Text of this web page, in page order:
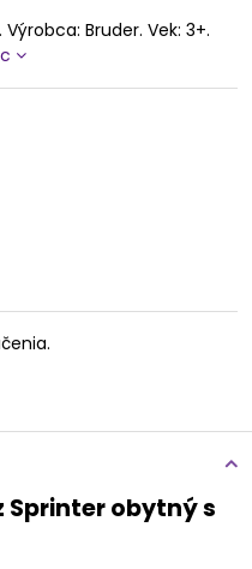
Bruder. Vek: 3+.
Sprinter obytný s